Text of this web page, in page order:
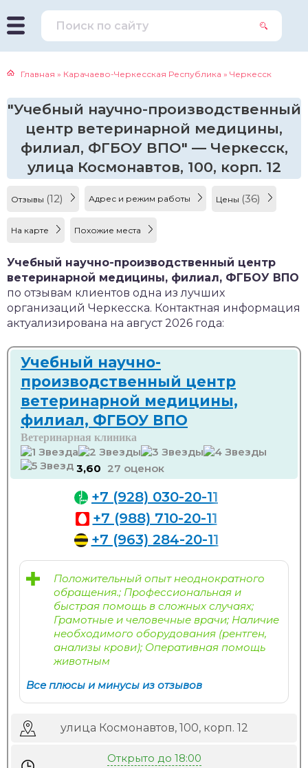
Главная » Карачаево-Черкесская Республика » Черкесск
"Учебный научно-производственный
центр ветеринарной медицины,
филиал, ФГБОУ ВПО" — Черкесск,
улица Космонавтов, 100, корп. 12
Отзывы (12) Адрес и режим работы Цены (36)
На карте Похожие места
Учебный научно-производственный центр
ветеринарной медицины, филиал, ФГБОУ ВПО
по отзывам клиентов одна из лучших
организаций Черкесска. Контактная информация
актуализирована на август 2026 года:
Учебный научно-
производственный центр
ветеринарной медицины,
филиал, ФГБОУ ВПО
Ветеринарная клиника
3,60 27 оценок
+7 (928) 030-20-11
+7 (988) 710-20-11
+7 (963) 284-20-11
Положительный опыт неоднократного
обращения.; Профессиональная и
быстрая помощь в сложных случаях;
Грамотные и человечные врачи; Наличие
необходимого оборудования (рентген,
анализы крови); Оперативная помощь
животным
Все плюсы и минусы из отзывов
улица Космонавтов, 100, корп. 12
Открыто до 18:00